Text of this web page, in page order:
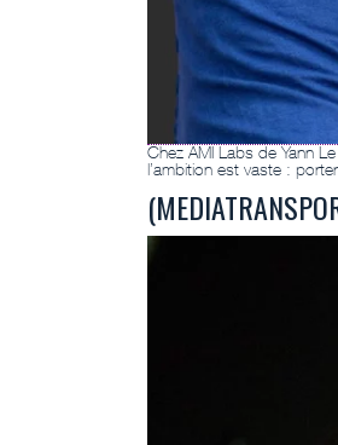
Chez AMI Labs de Yann
l’ambition est vaste :